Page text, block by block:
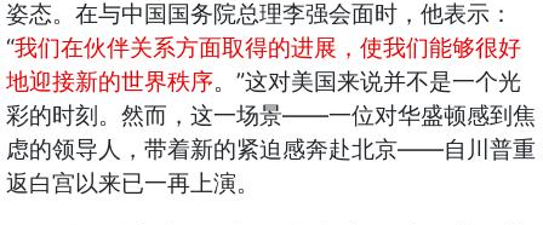
姿态。在与中国国务院总理李强会面时，他表示：
“我们在伙伴关系方面取得的进展，使我们能够很好
地迎接新的世界秩序。 ”这对美国来说并不是一个光
彩的时刻。然而，这一场景——一位对华盛顿感到焦
虑的领导人，带着新的紧迫感奔赴北京——自川普重
返白宫以来已一再上演。